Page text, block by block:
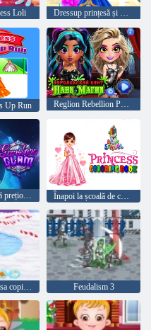
Loli Dressup prințesă și machiaj elegant
Up Run Reglion Rebellion Punk Magic
Glam de piatră prețioasă Înapoi la școală de colorat prințesa școlii
Turtă dulce casa copilul Hazel Feudalism 3